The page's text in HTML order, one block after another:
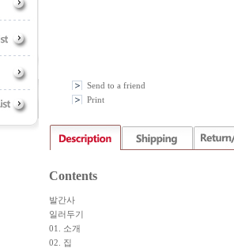
Send to a friend
Print
Contents
발간사
일러두기
01. 소개
02. 집